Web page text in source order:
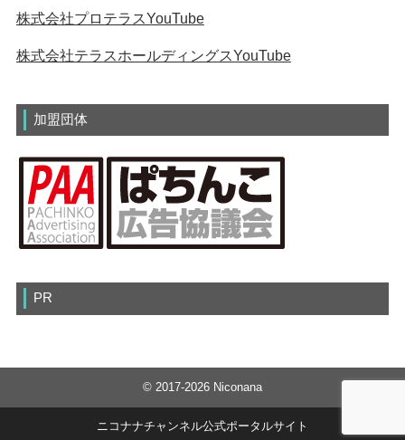
株式会社プロテラスYouTube
株式会社テラスホールディングスYouTube
加盟団体
PR
© 2017-2026 Niconana
ニコナナチャンネル公式ポータルサイト